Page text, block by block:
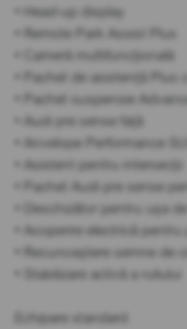
• Head-up display
• Remote Park Assist Plus
• Cameră multifuncțională
• Pachet de asistență
• Pachet suspensie
• Audi pre sense față
• Anvelope Performance
• Asistent pentru intersecții
• Pachet Audi pre sense
• Deschizător pentru ușa
• Acoperire electrică
• Recunoaștere semne de
• Stabilizare activă a ruliului
Echipare standard